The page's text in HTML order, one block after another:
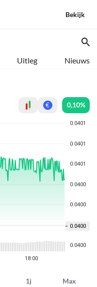
Bekijk
Uitleg Nieuws
€ 0,10%
1j Max